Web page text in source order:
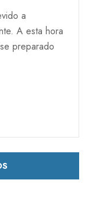
a
A esta hora
preparado